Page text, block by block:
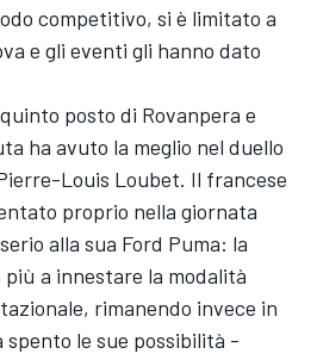
competitivo, si è limitato a
e gli eventi gli hanno dato
posto di Rovanpera e
ha avuto la meglio nel duello
Louis Loubet. Il francese
proprio nella giornata
alla sua Ford Puma: la
a innestare la modalità
rimanendo invece in
spento le sue possibilità -